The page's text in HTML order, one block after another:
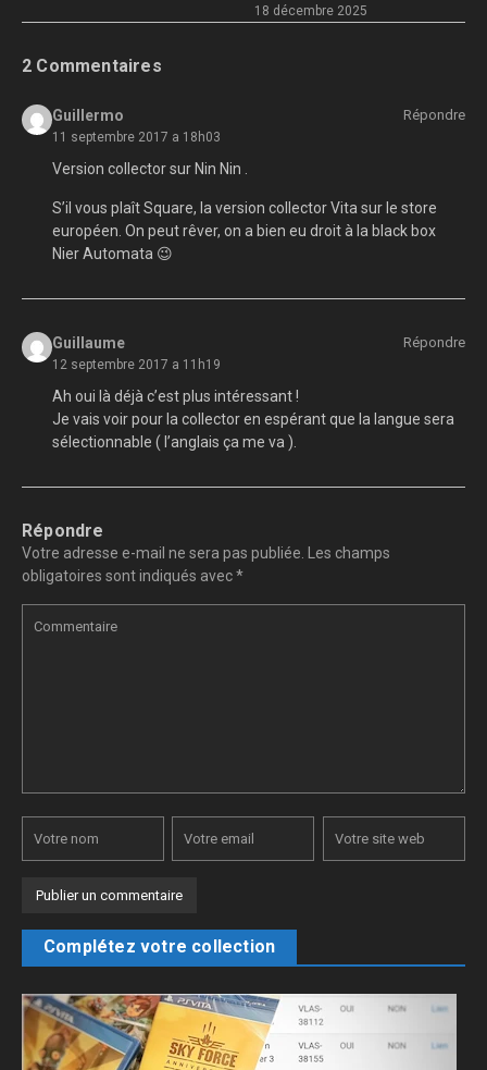
18 décembre 2025
2 Commentaires
Guillermo
11 septembre 2017 a 18h03
Répondre
Version collector sur Nin Nin .
S’il vous plaît Square, la version collector Vita sur le store
européen. On peut rêver, on a bien eu droit à la black box
Nier Automata 😉
Guillaume
12 septembre 2017 a 11h19
Répondre
Ah oui là déjà c’est plus intéressant !
Je vais voir pour la collector en espérant que la langue sera
sélectionnable ( l’anglais ça me va ).
Répondre
Votre adresse e-mail ne sera pas publiée.
Les champs
obligatoires sont indiqués avec*
Complétez votre collection